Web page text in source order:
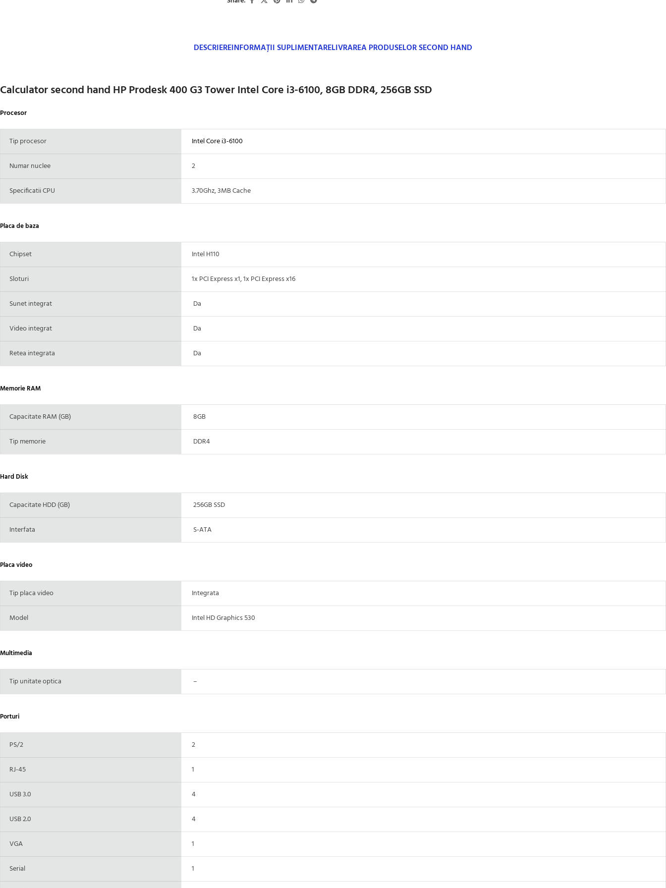
DESCRIEREINFORMAȚII SUPLIMENTARELIVRAREA PRODUSELOR SECOND HAND
Calculator second hand HP Prodesk 400 G3 Tower Intel Core i3-6100, 8GB DDR4, 256GB SSD
Procesor
Tip procesor Intel Core i3-6100
Numar nuclee 2
Specificatii CPU 3.70Ghz, 3MB Cache
Placa de baza
Chipset Intel H110
Sloturi 1x PCI Express x1, 1x PCI Express x16
Sunet integrat Da
Video integrat Da
Retea integrata Da
Memorie RAM
Capacitate RAM (GB) 8GB
Tip memorie DDR4
Hard Disk
Capacitate HDD (GB) 256GB SSD
Interfata S-ATA
Placa video
Tip placa video Integrata
Model Intel HD Graphics 530
Multimedia
Tip unitate optica –
Porturi
PS/2 2
RJ-45 1
USB 3.0 4
USB 2.0 4
VGA 1
Serial 1